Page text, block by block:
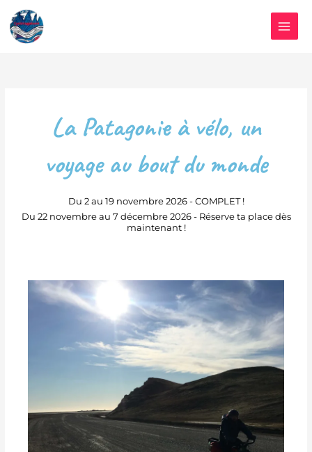
contenu
La Patagonie à vélo, un
voyage au bout du monde
Du 2 au 19 novembre 2026 - COMPLET !
Du 22 novembre au 7 décembre 2026 - Réserve ta place dès
maintenant !